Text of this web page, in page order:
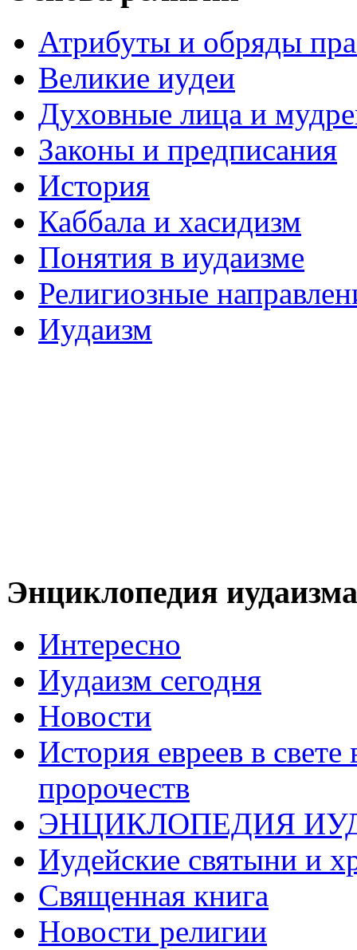
Атрибуты и обряды
Великие иудеи
Духовные лица и
Законы и предписания
История
Каббала и хасидизм
Понятия в иудаизме
Религиозные
Иудаизм
Энциклопедия иудаизма
Интересно
Иудаизм сегодня
Новости
История евреев в
пророчеств
ЭНЦИКЛОПЕДИЯ
Иудейские святыни и
Священная книга
Новости религии